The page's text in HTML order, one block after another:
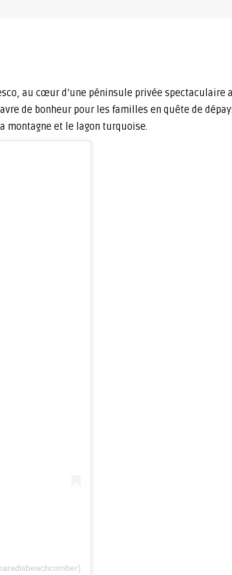
au cœur d’une péninsule privée
de bonheur pour les familles en quête de
montagne et le lagon turquoise.